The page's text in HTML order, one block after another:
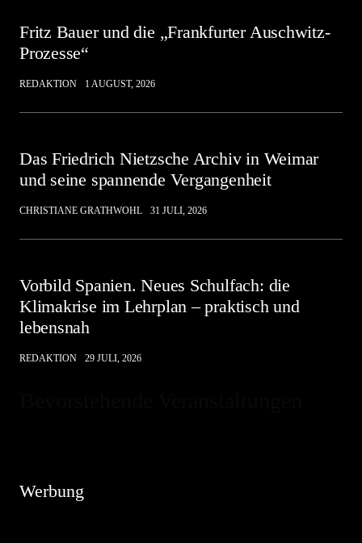
Fritz Bauer und die „Frankfurter Auschwitz-
Prozesse“
REDAKTION 1 AUGUST, 2026
Das Friedrich Nietzsche Archiv in Weimar
und seine spannende Vergangenheit
CHRISTIANE GRATHWOHL 31 JULI, 2026
Vorbild Spanien. Neues Schulfach: die
Klimakrise im Lehrplan – praktisch und
lebensnah
REDAKTION 29 JULI, 2026
Werbung